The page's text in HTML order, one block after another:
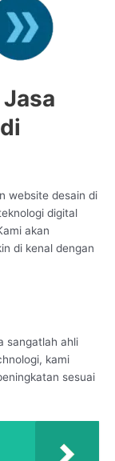
website desain di
digital
akan
di kenal dengan
sangatlah ahli
kami
sesuai